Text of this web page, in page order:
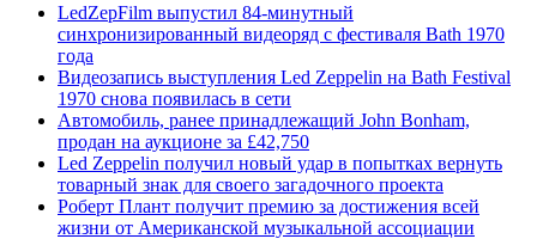
LedZepFilm выпустил 84-минутный
синхронизированный видеоряд с фестиваля Bath 1970
года
Видеозапись выступления Led Zeppelin на Bath Festival
1970 снова появилась в сети
Автомобиль, ранее принадлежащий John Bonham,
продан на аукционе за £42,750
Led Zeppelin получил новый удар в попытках вернуть
товарный знак для своего загадочного проекта
Роберт Плант получит премию за достижения всей
жизни от Американской музыкальной ассоциации